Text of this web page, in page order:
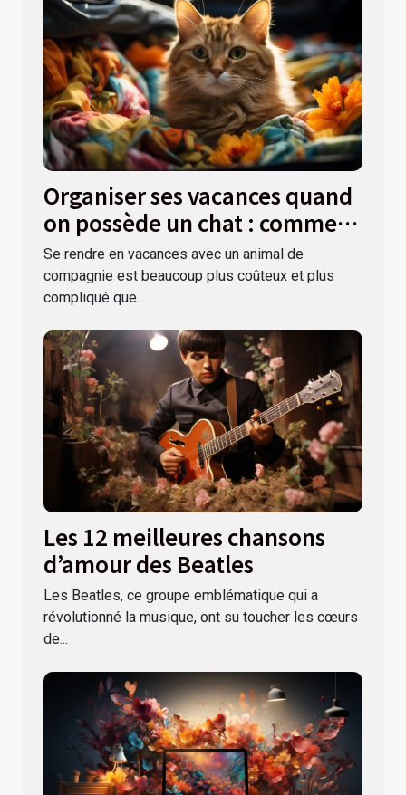
Organiser ses vacances quand
on possède un chat : comment
s’y prendre ?
Se rendre en vacances avec un animal de
compagnie est beaucoup plus coûteux et plus
compliqué que...
Les 12 meilleures chansons
d’amour des Beatles
Les Beatles, ce groupe emblématique qui a
révolutionné la musique, ont su toucher les cœurs
de...